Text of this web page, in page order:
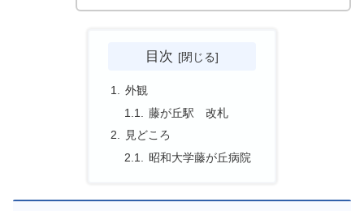
目次
外観
藤が丘駅 改札
見どころ
昭和大学藤が丘病院